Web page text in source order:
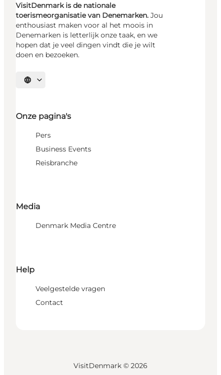
VisitDenmark is de nationale
toerismeorganisatie van Denemarken. Jou
enthousiast maken voor al het moois in
Denemarken is letterlijk onze taak, en we
hopen dat je veel dingen vindt die je wilt
doen en bezoeken.
Selecteer taal
Onze pagina's
Pers
Business Events
Reisbranche
Media
Denmark Media Centre
Help
Veelgestelde vragen
Contact
VisitDenmark © 2026